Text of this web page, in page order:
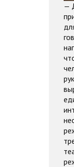
—